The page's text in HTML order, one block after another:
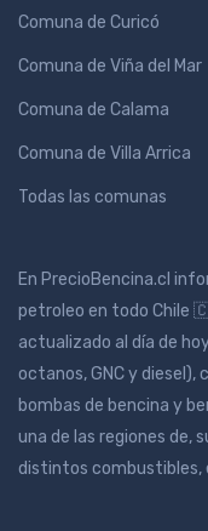
Comuna de Curicó
Comuna de Viña del Mar
Comuna de Calama
Comuna de Villa Arrica
Todas las comunas
En PrecioBencina.cl
petroleo en todo Chile
actualizado al día de
octanos, GNC y
bombas de bencina y
una de las regiones de,
distintos combustibles,